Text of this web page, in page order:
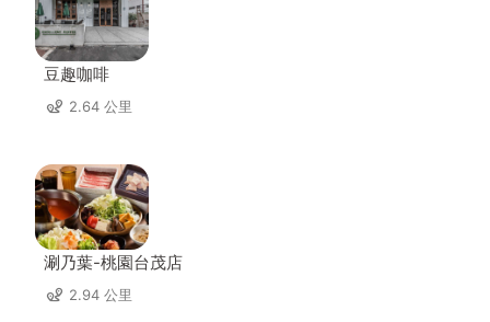
豆趣咖啡
2.64 公里
涮乃葉-桃園台茂店
2.94 公里